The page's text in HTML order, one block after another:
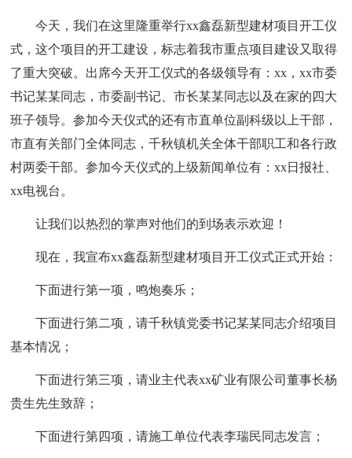
今天，我们在这里隆重举行xx鑫磊新型建材项目开工仪
式，这个项目的开工建设，标志着我市重点项目建设又取得
了重大突破。出席今天开工仪式的各级领导有：xx，xx市委
书记某某同志，市委副书记、市长某某同志以及在家的四大
班子领导。参加今天仪式的还有市直单位副科级以上干部，
市直有关部门全体同志，千秋镇机关全体干部职工和各行政
村两委干部。参加今天仪式的上级新闻单位有：xx日报社、
xx电视台。
让我们以热烈的掌声对他们的到场表示欢迎！
现在，我宣布xx鑫磊新型建材项目开工仪式正式开始：
下面进行第一项，鸣炮奏乐；
下面进行第二项，请千秋镇党委书记某某同志介绍项目
基本情况；
下面进行第三项，请业主代表xx矿业有限公司董事长杨
贵生先生致辞；
下面进行第四项，请施工单位代表李瑞民同志发言；